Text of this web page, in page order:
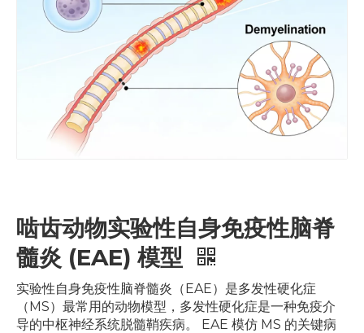
啮齿动物实验性自身免疫性脑脊
髓炎 (EAE) 模型
实验性自身免疫性脑脊髓炎（EAE）是多发性硬化症
（MS）最常用的动物模型，多发性硬化症是一种免疫介
导的中枢神经系统脱髓鞘疾病。 EAE 模仿 MS 的关键病